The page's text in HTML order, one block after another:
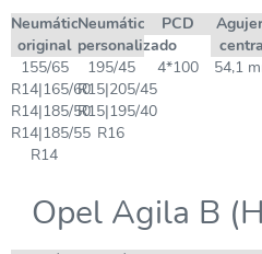
Neumático
original
Neumático
personalizado
PCD
155/65
R14|165/60
R14|185/50
R14|185/55
R14
195/45
R15|205/45
R15|195/40
R16
4*100 54,1
Opel Agila B